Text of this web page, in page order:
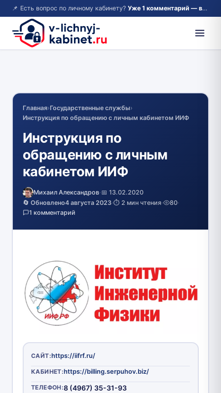
📌 Есть вопрос по личному кабинету? Уже 1 комментарий — возможно, ответ там!
Главная›Государственные службы›
Инструкция по обращению с личным кабинетом ИИФ
Инструкция по
обращению с личным
кабинетом ИИФ
Михаил Александров·📅 13.02.2020
🔄 Обновлено4 августа 2023·⏱️ 2 мин чтения· 80·
1 комментарий
САЙТ:https://iifrf.ru/
КАБИНЕТ:https://billing.serpuhov.biz/
ТЕЛЕФОН:8 (4967) 35-31-93